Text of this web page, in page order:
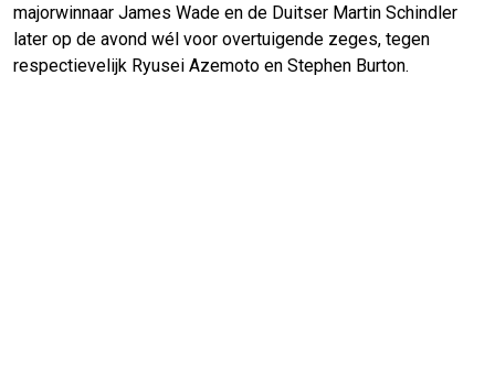
majorwinnaar James Wade en de Duitser Martin Schindler
later op de avond wél voor overtuigende zeges, tegen
respectievelijk Ryusei Azemoto en Stephen Burton.